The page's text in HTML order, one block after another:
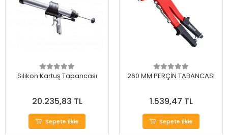
Silikon Kartuş Tabancası
20.235,83 TL
Sepete Ekle
260 MM PERÇİN TABANCASI
1.539,47 TL
Sepete Ekle